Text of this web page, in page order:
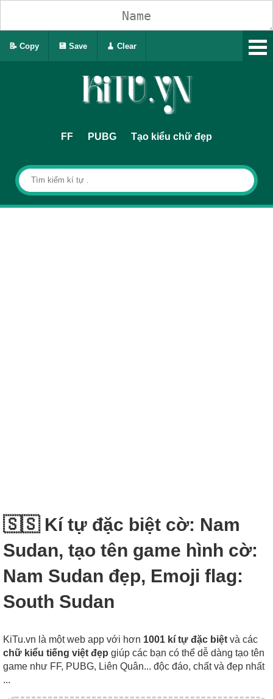
FF PUBG Tạo kiểu chữ đẹp
🇸🇸 Kí tự đặc biệt cờ: Nam
Sudan, tạo tên game hình cờ:
Nam Sudan đẹp, Emoji flag:
South Sudan
KiTu.vn là một web app với hơn 1001 kí tự đặc biệt và các
chữ kiểu tiếng việt đẹp giúp các bạn có thể dễ dàng tạo tên
game như FF, PUBG, Liên Quân... độc đáo, chất và đẹp nhất
...
📝 Copy 💾 Save 🧹 Clear